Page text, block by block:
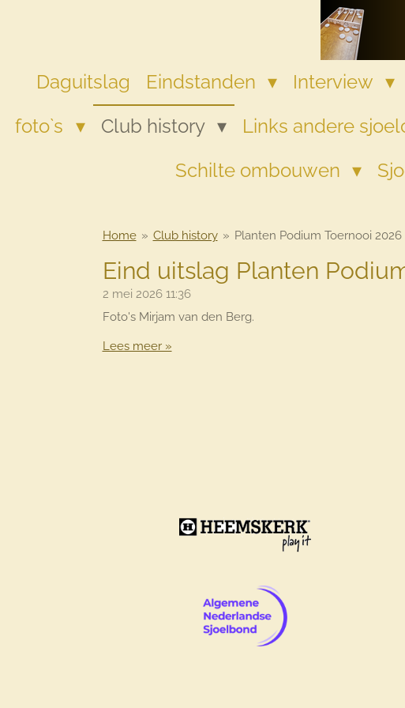
hoofdinhoud
Daguitslag Eindstanden Interview
foto`s
Club history Links andere
Schilte ombouwen
Home » Club history » Planten Podium Toernooi 2026
Eind uitslag Planten
2 mei 2026 11:36
Foto's Mirjam van den Berg.
Lees meer »